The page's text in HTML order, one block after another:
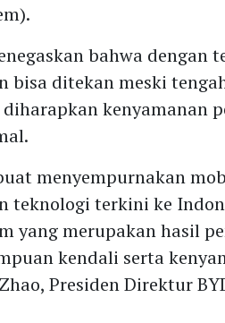
bahwa dengan
bisa ditekan meski
kenyamanan
menyempurnakan
teknologi terkini ke
yang merupakan hasil
kendali serta
Presiden Direktur